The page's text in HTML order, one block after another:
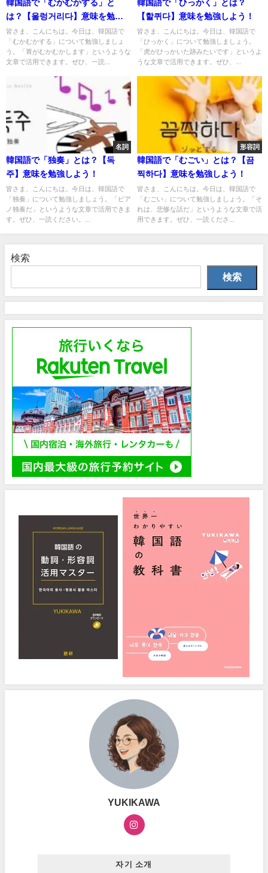
韓国語で「むかむかする」と
は？【울렁거리다】意味を勉強
しよう！
皆さま、こんにちは。今日は、韓国語で
「むかむかする」について勉強しましょ
う。「胃がむかむかします」というような
文章で活用できます。ぜひ、一読...
韓国語で「ひっかく」とは？
【할퀴다】意味を勉強しよう！
皆さま、こんにちは。今日は、韓国語で
「ひっかく」について勉強しましょう。
「虎がひっかいた跡みたいです」というよ
うな文章で活用できます。ぜひ、...
名詞
韓国語で「独奏」とは？【독
주】意味を勉強しよう！
皆さま、こんにちは。今日は、韓国語で
「独奏」について勉強しましょう。「ピア
ノ独奏だ」というような文章で活用できま
す。ぜひ、一読ください。...
形容詞
韓国語で「むごい」とは？【끔
찍하다】意味を勉強しよう！
皆さま、こんにちは。今日は、韓国語で
「むごい」について勉強しましょう。「そ
れは、悲惨な話だ」というような文章で活
用できます。ぜひ、一読くださ...
検索
検索
YUKIKAWA
자기 소개